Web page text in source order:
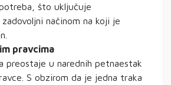
što uključuje
načinom na koji je
pravcima
preostaje u narednih petnaestak
S obzirom da je jedna traka